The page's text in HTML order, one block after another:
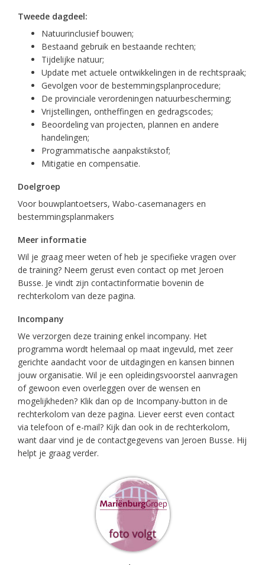
Tweede dagdeel:
Natuurinclusief bouwen;
Bestaand gebruik en bestaande rechten;
Tijdelijke natuur;
Update met actuele ontwikkelingen in de rechtspraak;
Gevolgen voor de bestemmingsplanprocedure;
De provinciale verordeningen natuurbescherming;
Vrijstellingen, ontheffingen en gedragscodes;
Beoordeling van projecten, plannen en andere
handelingen;
Programmatische aanpakstikstof;
Mitigatie en compensatie.
Doelgroep
Voor bouwplantoetsers, Wabo-casemanagers en
bestemmingsplanmakers
Meer informatie
Wil je graag meer weten of heb je specifieke vragen over
de training? Neem gerust even contact op met Jeroen
Busse. Je vindt zijn contactinformatie bovenin de
rechterkolom van deze pagina.
Incompany
We verzorgen deze training enkel incompany. Het
programma wordt helemaal op maat ingevuld, met zeer
gerichte aandacht voor de uitdagingen en kansen binnen
jouw organisatie. Wil je een opleidingsvoorstel aanvragen
of gewoon even overleggen over de wensen en
mogelijkheden? Klik dan op de Incompany-button in de
rechterkolom van deze pagina. Liever eerst even contact
via telefoon of e-mail? Kijk dan ook in de rechterkolom,
want daar vind je de contactgegevens van Jeroen Busse. Hij
helpt je graag verder.